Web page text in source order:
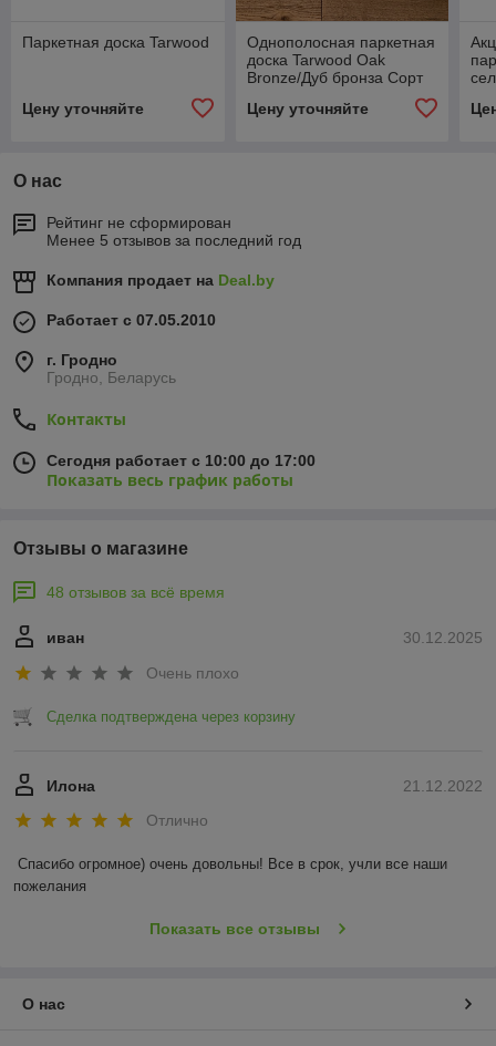
Паркетная доска Tarwood
Цену уточняйте
Однополосная паркетная
доска Tarwood Oak
Bronze/Дуб бронза Сорт
Цену уточняйте
О нас
Рейтинг не сформирован
Менее 5 отзывов за последний год
Компания продает на Deal.by
Работает с 07.05.2010
г. Гродно
Гродно, Беларусь
Контакты
Сегодня работает с 10:00 до 17:00
Показать весь график работы
Отзывы о магазине
48 отзывов за всё время
30.12.2025
иван
Очень плохо
Сделка подтверждена через корзину
21.12.2022
Илона
Отлично
Спасибо огромное) очень довольны! Все в срок, учли все наши
пожелания
Показать все отзывы
О нас